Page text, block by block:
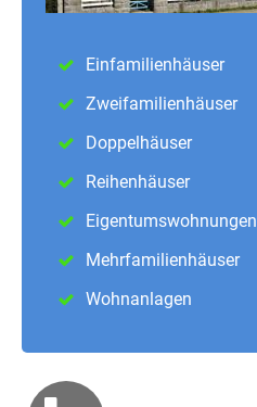
Einfamilienhäuser
Zweifamilienhäuser
Doppelhäuser
Reihenhäuser
Eigentumswohnungen
Mehrfamilienhäuser
Wohnanlagen